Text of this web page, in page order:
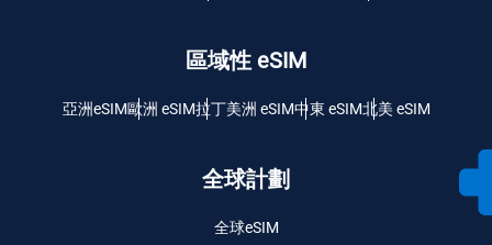
區域性 eSIM
亞洲eSIM歐洲 eSIM拉丁美洲 eSIM中東 eSIM北美 eSIM
全球計劃
全球eSIM